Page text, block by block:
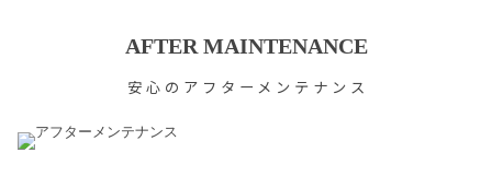
AFTER MAINTENANCE
安心のアフターメンテナンス